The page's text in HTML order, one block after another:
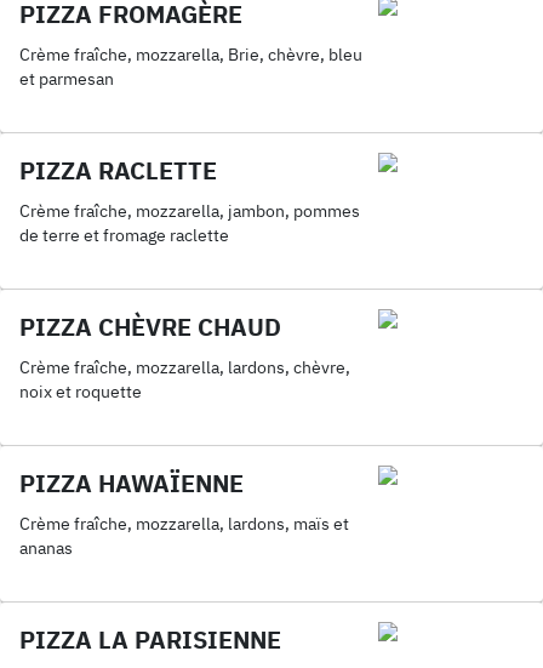
PIZZA FROMAGÈRE
Crème fraîche, mozzarella, Brie, chèvre, bleu
et parmesan
PIZZA RACLETTE
Crème fraîche, mozzarella, jambon, pommes
de terre et fromage raclette
PIZZA CHÈVRE CHAUD
Crème fraîche, mozzarella, lardons, chèvre,
noix et roquette
PIZZA HAWAÏENNE
Crème fraîche, mozzarella, lardons, maïs et
ananas
PIZZA LA PARISIENNE